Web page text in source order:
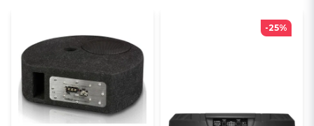
-25%